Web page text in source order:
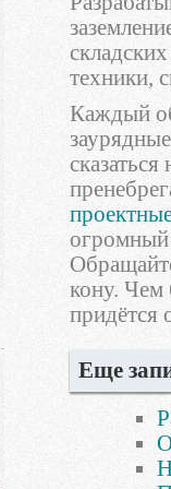
техники,
Каждый
огромный
кону. Чем
придётся
Еще